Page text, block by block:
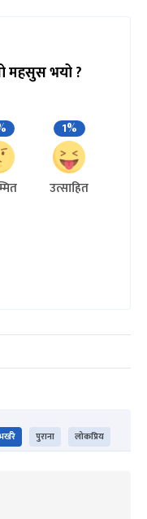
महसुस भयो ?
1%
उत्साहित
पुराना लोकप्रिय